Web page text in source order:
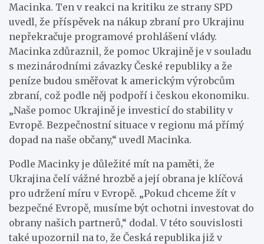
Macinka. Ten v reakci na kritiku ze strany SPD
uvedl, že příspěvek na nákup zbraní pro Ukrajinu
nepřekračuje programové prohlášení vlády.
Macinka zdůraznil, že pomoc Ukrajině je v souladu
s mezinárodními závazky České republiky a že
peníze budou směřovat k americkým výrobcům
zbraní, což podle něj podpoří i českou ekonomiku.
„Naše pomoc Ukrajině je investicí do stability v
Evropě. Bezpečnostní situace v regionu má přímý
dopad na naše občany,“ uvedl Macinka.
Podle Macinky je důležité mít na paměti, že
Ukrajina čelí vážné hrozbě a její obrana je klíčová
pro udržení míru v Evropě. „Pokud chceme žít v
bezpečné Evropě, musíme být ochotni investovat do
obrany našich partnerů,“ dodal. V této souvislosti
také upozornil na to, že Česká republika již v